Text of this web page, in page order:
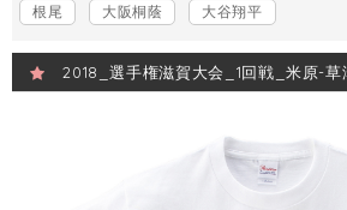
根尾
大阪桐蔭 大谷翔平
2018_選手権滋賀大会_1回戦_米原-草